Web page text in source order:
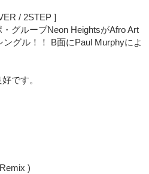
/ 2STEP ]
グループNeon HeightsがAfro Art
グル！！ B面にPaul Murphyによ
です。
)